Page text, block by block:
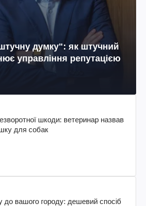
думку": як штучний
управління репутацією
шкоди: ветеринар назвав
для собак
до вашого городу: дешевий спосіб